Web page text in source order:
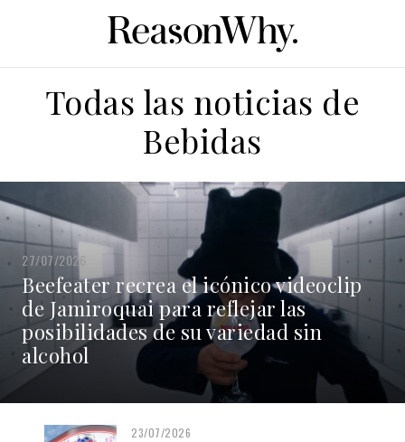
Todas las noticias de
Bebidas
27/07/2026
Beefeater recrea el icónico videoclip
de Jamiroquai para reflejar las
posibilidades de su variedad sin
alcohol
23/07/2026